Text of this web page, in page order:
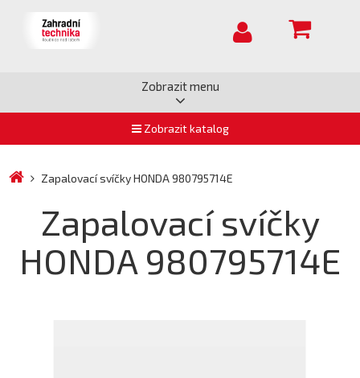
Zobrazit menu
Zobrazit katalog
Zapalovací svíčky HONDA 980795714E
Zapalovací svíčky
HONDA 980795714E